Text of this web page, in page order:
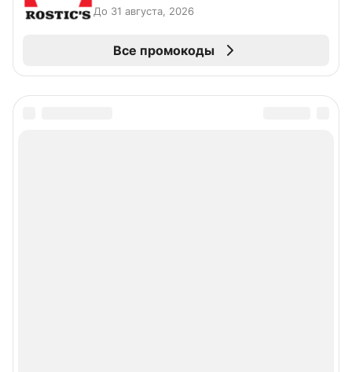
До 31 августа, 2026
Все промокоды